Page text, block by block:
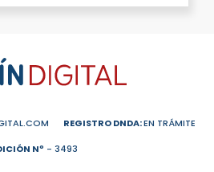
REGISTRO DNDA:EN TRÁMITE
Nº - 3493